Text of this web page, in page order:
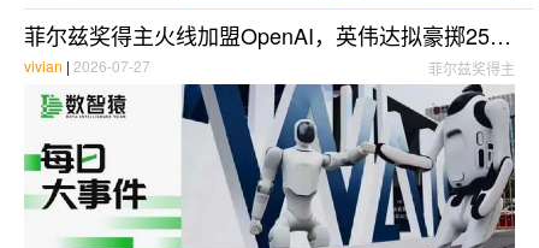
菲尔兹奖得主火线加盟OpenAI，英伟达拟豪掷2500亿担保建全球最大数据中心；韩国9500亿大单引爆存储股市 | 每日大事件
菲尔兹奖得主
vivian | 2026-07-27